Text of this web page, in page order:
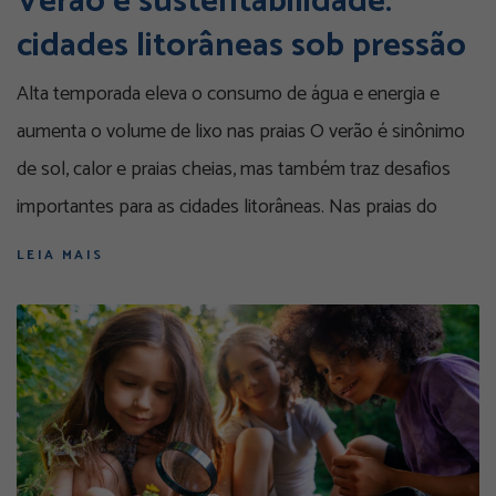
cidades litorâneas sob pressão
Alta temporada eleva o consumo de água e energia e
aumenta o volume de lixo nas praias O verão é sinônimo
de sol, calor e praias cheias, mas também traz desafios
importantes para as cidades litorâneas. Nas praias do
LEIA MAIS